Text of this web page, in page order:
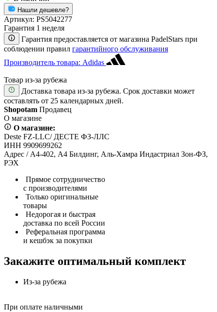
Нашли дешевле?
Артикул: PS5042277
Гарантия 1 неделя
Гарантия предоставляется от магазина PadelStars при
соблюдении правил гарантийного обслуживания
Производитель товара: Adidas
Товар из-за рубежа
Доставка товара из-за рубежа. Срок доставки может
составлять от 25 календарных дней.
Shopotam Продавец
О магазине
О магазине:
Deste FZ-LLC/ ДЕСТЕ ФЗ-ЛЛС
ИНН 9909699262
Адрес / А4-402, А4 Билдинг, Аль-Хамра Индастриал Зон-ФЗ,
РЭХ
Прямое сотрудничество
с производителями
Только оригинальные
товары
Недорогая и быстрая
доставка по всей России
Реферальная программа
и кешбэк за покупки
Закажите оптимальный комплект
Из-за рубежа
При оплате наличными